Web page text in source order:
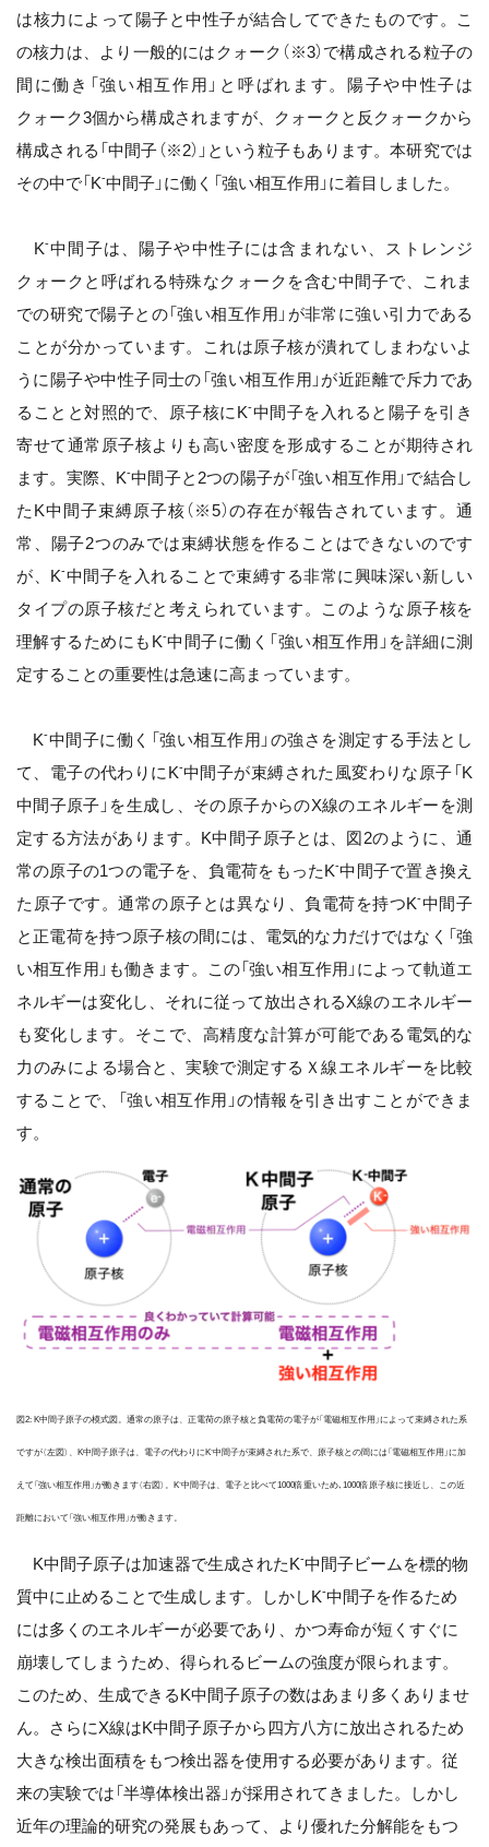
は核力によって陽子と中性子が結合してできたものです。こ
の核力は、より一般的にはクォーク（※3）で構成される粒子の
間に働き「強い相互作用」と呼ばれます。陽子や中性子は
クォーク3個から構成されますが、クォークと反クォークから
構成される「中間子（※2）」という粒子もあります。本研究では
その中で「K-中間子」に働く「強い相互作用」に着目しました。
K-中間子は、陽子や中性子には含まれない、ストレンジ
クォークと呼ばれる特殊なクォークを含む中間子で、これま
での研究で陽子との「強い相互作用」が非常に強い引力である
ことが分かっています。これは原子核が潰れてしまわないよ
うに陽子や中性子同士の「強い相互作用」が近距離で斥力であ
ることと対照的で、原子核にK-中間子を入れると陽子を引き
寄せて通常原子核よりも高い密度を形成することが期待され
ます。実際、K-中間子と2つの陽子が「強い相互作用」で結合し
たK中間子束縛原子核（※5）の存在が報告されています。通
常、陽子2つのみでは束縛状態を作ることはできないのです
が、K-中間子を入れることで束縛する非常に興味深い新しい
タイプの原子核だと考えられています。このような原子核を
理解するためにもK-中間子に働く「強い相互作用」を詳細に測
定することの重要性は急速に高まっています。
K-中間子に働く「強い相互作用」の強さを測定する手法とし
て、電子の代わりにK-中間子が束縛された風変わりな原子「K
中間子原子」を生成し、その原子からのX線のエネルギーを測
定する方法があります。K中間子原子とは、図2のように、通
常の原子の1つの電子を、負電荷をもったK-中間子で置き換え
た原子です。通常の原子とは異なり、負電荷を持つK-中間子
と正電荷を持つ原子核の間には、電気的な力だけではなく「強
い相互作用」も働きます。この「強い相互作用」によって軌道エ
ネルギーは変化し、それに従って放出されるX線のエネルギー
も変化します。そこで、高精度な計算が可能である電気的な
力のみによる場合と、実験で測定するＸ線エネルギーを比較
することで、「強い相互作用」の情報を引き出すことができま
す。
図2: K中間子原子の模式図。通常の原子は、正電荷の原子核と負電荷の電子が「電磁相互作用」によって束縛された系
ですが（左図）、K中間子原子は、電子の代わりにK-中間子が束縛された系で、原子核との間には「電磁相互作用」に加
えて「強い相互作用」が働きます（右図）。K-中間子は、電子と比べて1000倍重いため､1000倍原子核に接近し、この近
距離において「強い相互作用」が働きます。
K中間子原子は加速器で生成されたK-中間子ビームを標的物
質中に止めることで生成します。しかしK-中間子を作るため
には多くのエネルギーが必要であり、かつ寿命が短くすぐに
崩壊してしまうため、得られるビームの強度が限られます。
このため、生成できるK中間子原子の数はあまり多くありませ
ん。さらにX線はK中間子原子から四方八方に放出されるため
大きな検出面積をもつ検出器を使用する必要があります。従
来の実験では「半導体検出器」が採用されてきました。しかし
近年の理論的研究の発展もあって、より優れた分解能をもつ